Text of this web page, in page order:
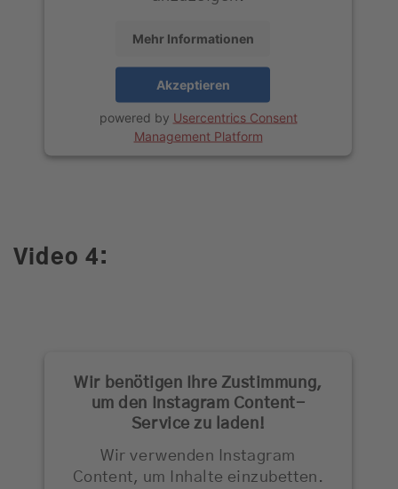
Mehr Informationen
Akzeptieren
powered by Usercentrics Consent
Management Platform
Video 4:
Wir benötigen Ihre Zustimmung,
um den Instagram Content-
Service zu laden!
Wir verwenden Instagram
Content, um Inhalte einzubetten.